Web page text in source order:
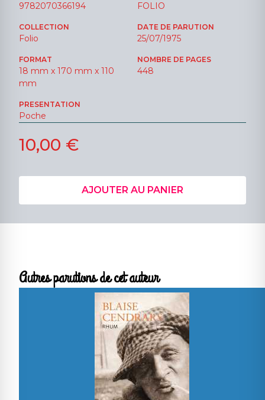
9782070366194 FOLIO
COLLECTION
Folio
DATE DE PARUTION
25/07/1975
FORMAT
18 mm x 170 mm x 110
mm
NOMBRE DE PAGES
448
PRESENTATION
Poche
10,00 €
AJOUTER AU PANIER
Autres parutions de cet auteur